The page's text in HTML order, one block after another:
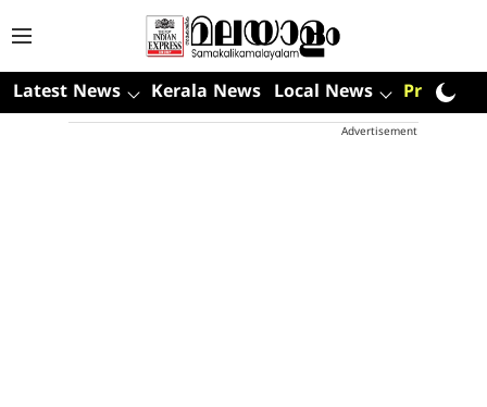
Latest News Kerala News Local News Premium
Advertisement